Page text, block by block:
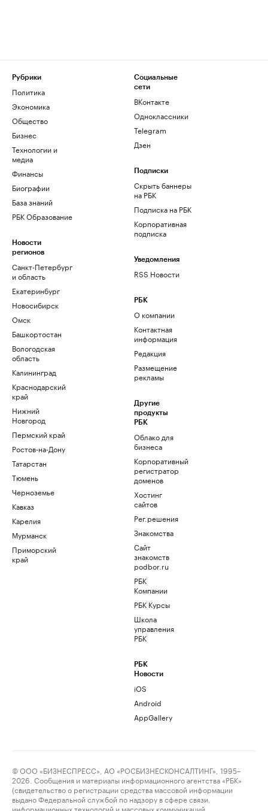
Рубрики
Политика
Экономика
Общество
Бизнес
Технологии и
медиа
Финансы
Биографии
База знаний
РБК Образование
Новости
регионов
Санкт-Петербург
и область
Екатеринбург
Новосибирск
Омск
Башкортостан
Вологодская
область
Калининград
Краснодарский
край
Нижний
Новгород
Пермский край
Ростов-на-Дону
Татарстан
Тюмень
Черноземье
Кавказ
Карелия
Мурманск
Приморский
край
Социальные
сети
ВКонтакте
Одноклассники
Telegram
Дзен
Подписки
Скрыть баннеры
на РБК
Подписка на РБК
Корпоративная
подписка
Уведомления
RSS Новости
РБК
О компании
Контактная
информация
Редакция
Размещение
рекламы
Другие
продукты
РБК
Облако для
бизнеса
Корпоративный
регистратор
доменов
Хостинг
сайтов
Рег.решения
Знакомства
Сайт
знакомств
podbor.ru
РБК
Компании
РБК Курсы
Школа
управления
РБК
РБК
Новости
iOS
Android
AppGallery
© ООО «БИЗНЕСПРЕСС», АО «РОСБИЗНЕСКОНСАЛТИНГ», 1995–
2026. Сообщения и материалы информационного агентства «РБК»
(свидетельство о регистрации средства массовой информации
выдано Федеральной службой по надзору в сфере связи,
информационных технологий и массовых коммуникаций